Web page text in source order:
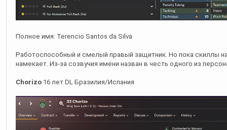
Полное имя: Terencio Santos da Silva
Работоспособный и смелый правый защитник. Но пока скиллы
намекает. Из-за созвучия имени назван в честь одного из
Chorizo 16 лет DL Бразилия/Испания